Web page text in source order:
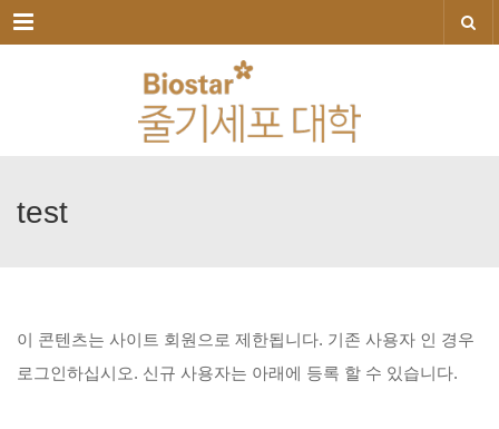
메뉴
test
이 콘텐츠는 사이트 회원으로 제한됩니다. 기존 사용자 인 경우
로그인하십시오. 신규 사용자는 아래에 등록 할 수 있습니다.